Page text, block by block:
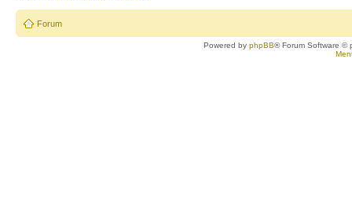
Forum
Powered byphpBB® Forum Software ©